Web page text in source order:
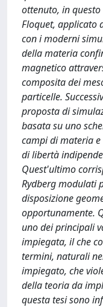
ottenuto, in
Floquet, applicato
con i moderni
della materia
magnetico
composita dei
particelle.
proposta di
basata su uno
campi di materia
di libertà
Quest'ultimo
Rydberg modulati
disposizione
opportunamente.
uno dei principali
impiegata, il che
termini, naturali
impiegato, che
della teoria da
questa tesi sono